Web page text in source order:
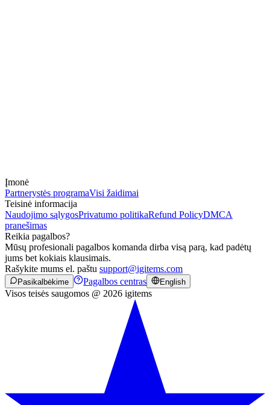
Įmonė
Partnerystės programaVisi žaidimai
Teisinė informacija
Naudojimo sąlygosPrivatumo politikaRefund PolicyDMCA
pranešimas
Reikia pagalbos?
Mūsų profesionali pagalbos komanda dirba visą parą, kad padėtų
jums bet kokiais klausimais.
Rašykite mums el. paštu support@igitems.com
Pasikalbėkime Pagalbos centras English
Visos teisės saugomos @ 2026 igitems